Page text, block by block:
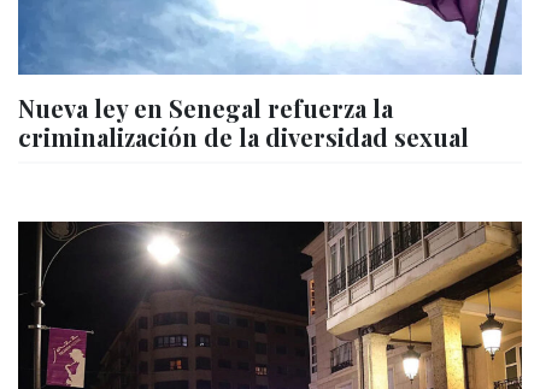
Nueva ley en Senegal refuerza la
criminalización de la diversidad sexual